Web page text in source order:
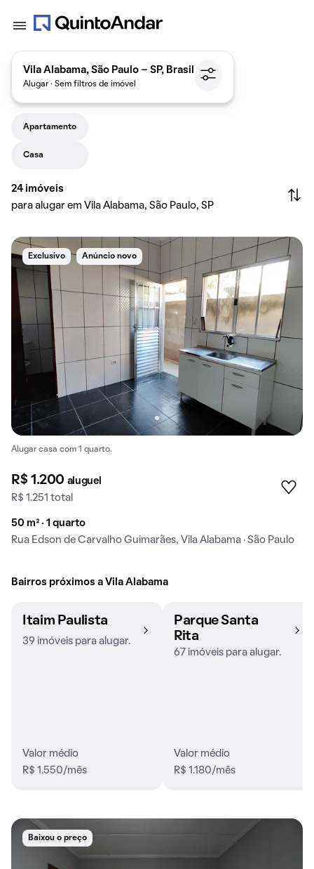
Vila Alabama, São Paulo - SP, Brasil
Alugar · Sem filtros de imóvel
Apartamento
Casa
24 imóveis
para alugar em Vila Alabama, São Paulo, SP
Exclusivo Anúncio novo
Alugar casa com 1 quarto.
R$ 1.200 aluguel
R$ 1.251 total
50 m² · 1 quarto
Rua Edson de Carvalho Guimarães, Vila Alabama · São Paulo
Bairros próximos a Vila Alabama
Itaim Paulista
39 imóveis para alugar.
Valor médio
R$ 1.550/mês
Parque Santa
Rita
67 imóveis para alugar.
Valor médio
R$ 1.180/mês
Baixou o preço